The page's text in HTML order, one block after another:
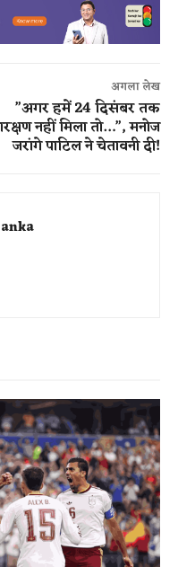
अगला लेख
​”अगर हमें 24 दिसंबर तक
नहीं मिला तो…”, मनोज
जरांगे पाटिल ने चेतावनी दी!